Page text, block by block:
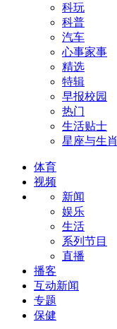
科玩
科普
汽车
心事家事
精选
特辑
早报校园
热门
生活贴士
星座与生肖
体育
视频
新闻
娱乐
生活
系列节目
直播
播客
互动新闻
专题
保健